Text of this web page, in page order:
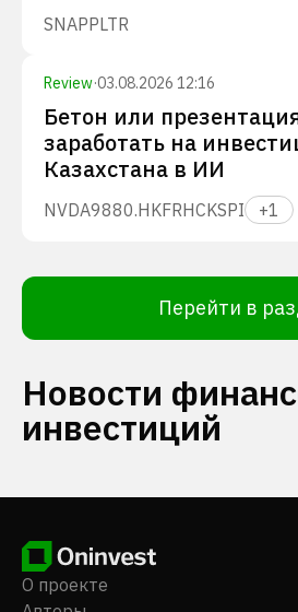
SNAPPLTR
Review·03.08.2026 12:16
Бетон или
заработать на
Казахстана в ИИ
NVDA9880.HKFRHCKSPI +1
Перейти в
Новости
инвестиций
О проекте